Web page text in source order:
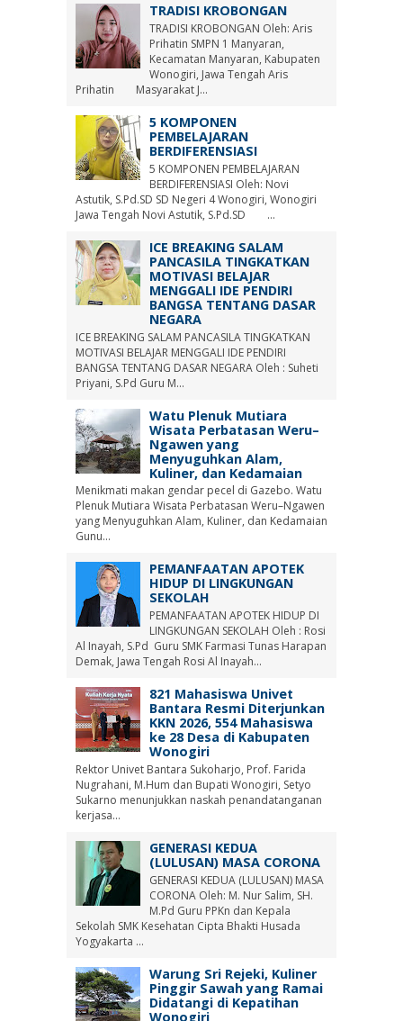
TRADISI KROBONGAN
TRADISI KROBONGAN Oleh: Aris
Prihatin SMPN 1 Manyaran,
Kecamatan Manyaran, Kabupaten
Wonogiri, Jawa Tengah Aris
Prihatin Masyarakat J...
5 KOMPONEN
PEMBELAJARAN
BERDIFERENSIASI
5 KOMPONEN PEMBELAJARAN
BERDIFERENSIASI Oleh: Novi
Astutik, S.Pd.SD SD Negeri 4 Wonogiri, Wonogiri
Jawa Tengah Novi Astutik, S.Pd.SD ...
ICE BREAKING SALAM
PANCASILA TINGKATKAN
MOTIVASI BELAJAR
MENGGALI IDE PENDIRI
BANGSA TENTANG DASAR
NEGARA
ICE BREAKING SALAM PANCASILA TINGKATKAN
MOTIVASI BELAJAR MENGGALI IDE PENDIRI
BANGSA TENTANG DASAR NEGARA Oleh : Suheti
Priyani, S.Pd Guru M...
Watu Plenuk Mutiara
Wisata Perbatasan Weru–
Ngawen yang
Menyuguhkan Alam,
Kuliner, dan Kedamaian
Menikmati makan gendar pecel di Gazebo. Watu
Plenuk Mutiara Wisata Perbatasan Weru–Ngawen
yang Menyuguhkan Alam, Kuliner, dan Kedamaian
Gunu...
PEMANFAATAN APOTEK
HIDUP DI LINGKUNGAN
SEKOLAH
PEMANFAATAN APOTEK HIDUP DI
LINGKUNGAN SEKOLAH Oleh : Rosi
Al Inayah, S.Pd Guru SMK Farmasi Tunas Harapan
Demak, Jawa Tengah Rosi Al Inayah...
821 Mahasiswa Univet
Bantara Resmi Diterjunkan
KKN 2026, 554 Mahasiswa
ke 28 Desa di Kabupaten
Wonogiri
Rektor Univet Bantara Sukoharjo, Prof. Farida
Nugrahani, M.Hum dan Bupati Wonogiri, Setyo
Sukarno menunjukkan naskah penandatanganan
kerjasa...
GENERASI KEDUA
(LULUSAN) MASA CORONA
GENERASI KEDUA (LULUSAN) MASA
CORONA Oleh: M. Nur Salim, SH.
M.Pd Guru PPKn dan Kepala
Sekolah SMK Kesehatan Cipta Bhakti Husada
Yogyakarta ...
Warung Sri Rejeki, Kuliner
Pinggir Sawah yang Ramai
Didatangi di Kepatihan
Wonogiri